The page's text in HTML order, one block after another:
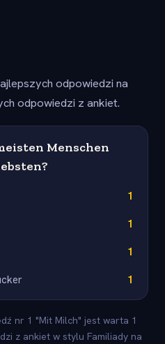
odpowiedzi na
odpowiedzi z ankiet.
Menschen
1
1
1
1
nr 1 "Mit Milch" jest warta 1
z ankiet w stylu Familiady na